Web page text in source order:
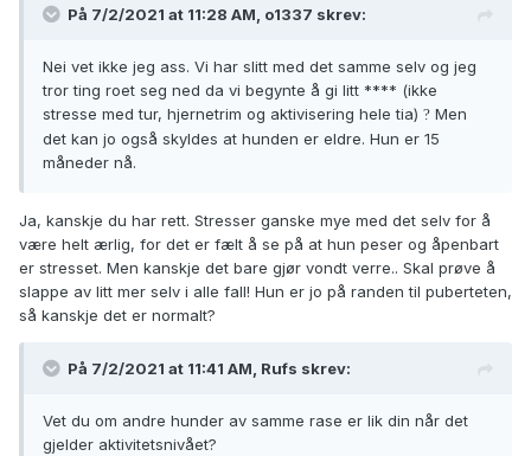
På 7/2/2021 at 11:28 AM, o1337 skrev:
Nei vet ikke jeg ass. Vi har slitt med det samme selv og jeg
tror ting roet seg ned da vi begynte å gi litt **** (ikke
stresse med tur, hjernetrim og aktivisering hele tia) ? Men
det kan jo også skyldes at hunden er eldre. Hun er 15
måneder nå.
Ja, kanskje du har rett. Stresser ganske mye med det selv for å
være helt ærlig, for det er fælt å se på at hun peser og åpenbart
er stresset. Men kanskje det bare gjør vondt verre.. Skal prøve å
slappe av litt mer selv i alle fall! Hun er jo på randen til puberteten,
så kanskje det er normalt?
På 7/2/2021 at 11:41 AM, Rufs skrev:
Vet du om andre hunder av samme rase er lik din når det
gjelder aktivitetsnivået?